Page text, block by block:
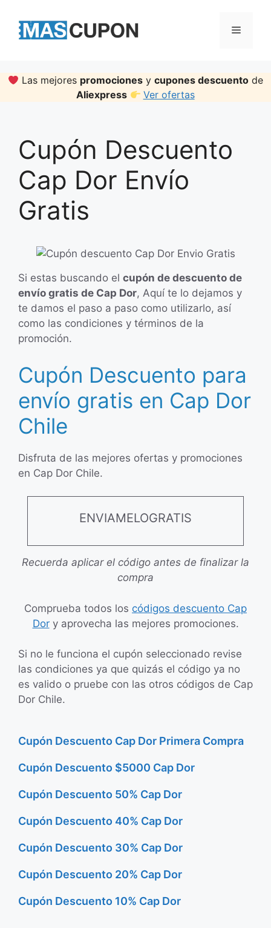
content
Menu
Las mejores promociones ycupones descuento de
Aliexpress
Ver ofertas
Cupón Descuento
Cap Dor Envío
Gratis
Si estas buscando el cupón de descuento de
envío gratis de Cap Dor, Aquí te lo dejamos y
te damos el paso a paso como utilizarlo, así
como las condiciones y términos de la
promoción.
Cupón Descuento para
envío gratis en Cap Dor
Chile
Disfruta de las mejores ofertas y promociones
en Cap Dor Chile.
ENVIAMELOGRATIS
Recuerda aplicar el código antes de finalizar la
compra
Comprueba todos los códigos descuento Cap
Dory aprovecha las mejores promociones.
Si no le funciona el cupón seleccionado revise
las condiciones ya que quizás el código ya no
es valido o pruebe con las otros códigos de Cap
Dor Chile.
Cupón Descuento Cap Dor Primera Compra
Cupón Descuento $5000 Cap Dor
Cupón Descuento 50% Cap Dor
Cupón Descuento 40% Cap Dor
Cupón Descuento 30% Cap Dor
Cupón Descuento 20% Cap Dor
Cupón Descuento 10% Cap Dor